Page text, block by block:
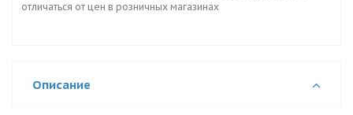
отличаться от цен в розничных магазинах
Описание